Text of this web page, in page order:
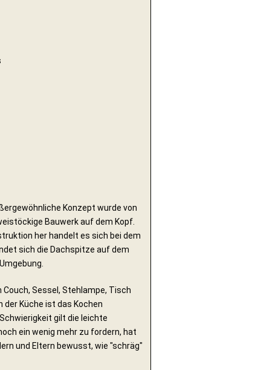
Konzept wurde von
Bauwerk auf dem Kopf.
her handelt es sich bei dem
sich die Dachspitze auf dem
Couch, Sessel, Stehlampe, Tisch
der Küche ist das Kochen
gilt die leichte
ein wenig mehr zu fordern, hat
und Eltern bewusst, wie "schräg"